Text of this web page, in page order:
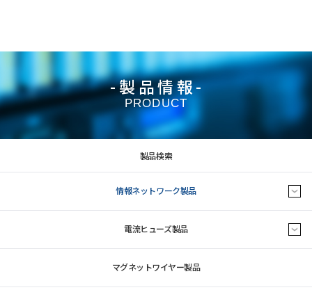
-製品情報-
PRODUCT
製品検索
情報ネットワーク製品
電流ヒューズ製品
マグネットワイヤー製品